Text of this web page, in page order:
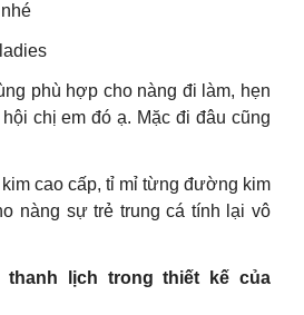
phù hợp cho nàng đi làm, hẹn
chị em đó ạ. Mặc đi đâu cũng
cao cấp, tỉ mỉ từng đường kim
nàng sự trẻ trung cá tính lại vô
lịch trong thiết kế của